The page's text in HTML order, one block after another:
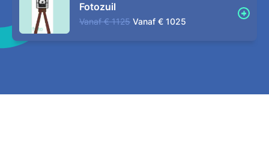
Fotozuil
Vanaf € 1125 Vanaf € 1025